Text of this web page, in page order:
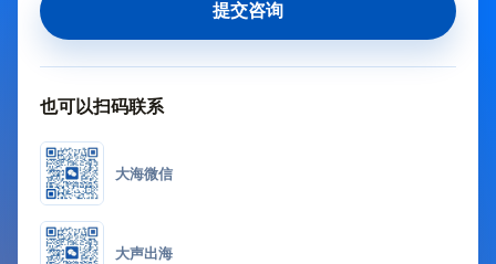
提交咨询
也可以扫码联系
大海微信
大声出海